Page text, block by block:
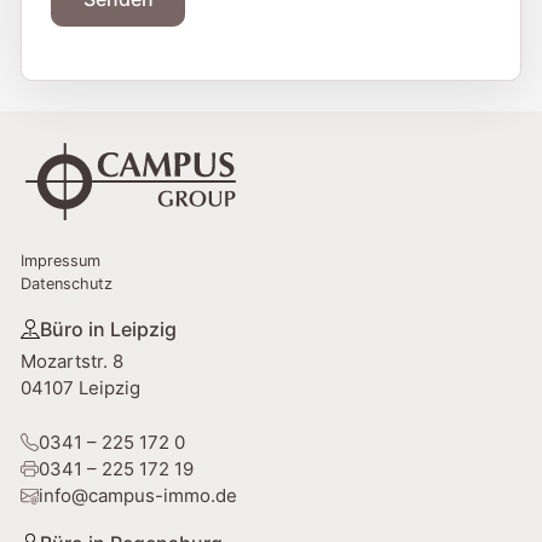
a
e
1
e
r
n
t
i
v
e
:
Impressum
Datenschutz
Büro in Leipzig
Mozartstr. 8
04107 Leipzig
0341 – 225 172 0
0341 – 225 172 19
info@campus-immo.de